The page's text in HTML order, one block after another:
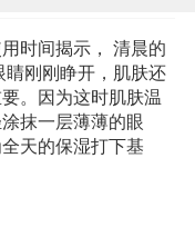
时间揭示， 清晨的
睛刚刚睁开，肌肤还
。因为这时肌肤温
抹一层薄薄的眼
天的保湿打下基